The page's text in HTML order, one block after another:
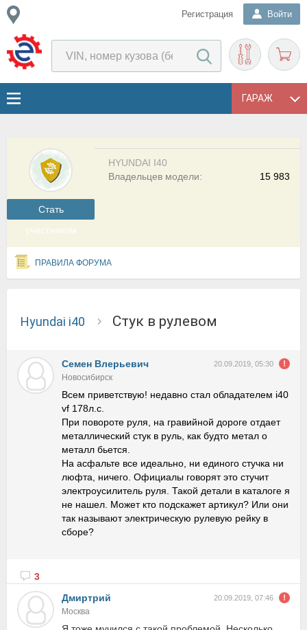
Регистрация Войти
ГАРАЖ
Cтать
участником
HYUNDAI I40
15 983
Владельцев модели:
ПРАВИЛА ФОРУМА
Hyundai i40 Стук в рулевом
Семен Влерьевич 20.09.2019, 05:30
Новосибирск
Всем приветствую! недавно стал обладателем i40
vf 178л.с.
При повороте руля, на гравийной дороге отдает
металлический стук в руль, как будто метал о
металл бьется.
На асфальте все идеально, ни единого стучка ни
люфта, ничего. Официалы говорят это стучит
электроусилитель руля. Такой детали в каталоге я
не нашел. Может кто подскажет артикул? Или они
так называют электрическую рулевую рейку в
сборе?
3
Дмиртрий
20.09.2019, 07:46
Москва